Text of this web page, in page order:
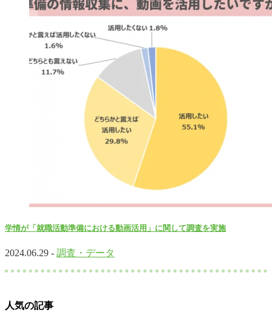
学情が「就職活動準備における動画活用」に関して調査を実施
2024.06.29 - 調査・データ
人気の記事